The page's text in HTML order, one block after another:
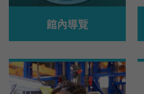
館內導覽